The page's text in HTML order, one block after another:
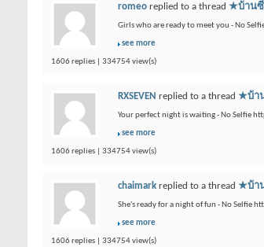
romeo replied to a thread ★บ้าน
Girls who are ready to meet you - No
see more
1606 replies | 334754 view(s)
RXSEVEN replied to a thread ★บ้า
Your perfect night is waiting - No Selfie
see more
1606 replies | 334754 view(s)
chaimark replied to a thread ★บ้า
She's ready for a night of fun - No Selfie
see more
1606 replies | 334754 view(s)